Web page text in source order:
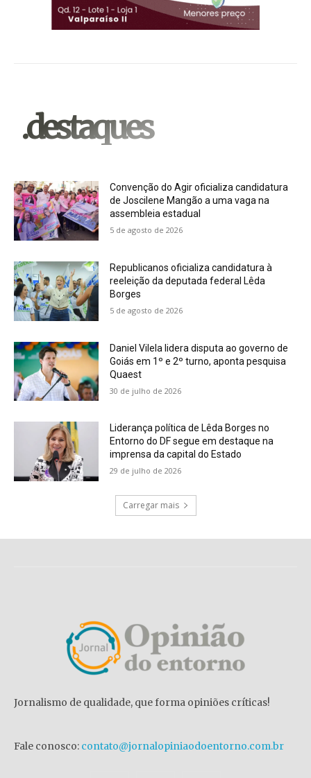
.destaques
Convenção do Agir oficializa candidatura
de Joscilene Mangão a uma vaga na
assembleia estadual
5 de agosto de 2026
Republicanos oficializa candidatura à
reeleição da deputada federal Lêda
Borges
5 de agosto de 2026
Daniel Vilela lidera disputa ao governo de
Goiás em 1º e 2º turno, aponta pesquisa
Quaest
30 de julho de 2026
Liderança política de Lêda Borges no
Entorno do DF segue em destaque na
imprensa da capital do Estado
29 de julho de 2026
Carregar mais
Jornalismo de qualidade, que forma opiniões críticas!
Fale conosco: contato@jornalopiniaodoentorno.com.br